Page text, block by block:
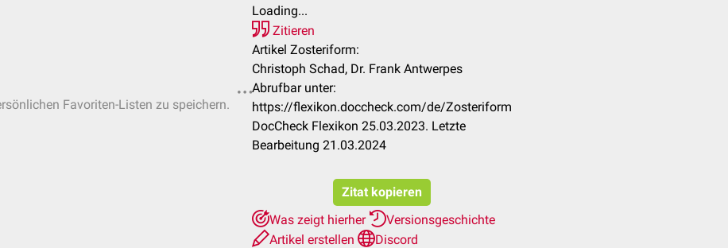
Favoriten-Listen zu speichern.
Loading...
Zitieren
Artikel Zosteriform:
Christoph Schad, Dr. Frank Antwerpes
Abrufbar unter:
https://flexikon.doccheck.com/de/Zosteriform
DocCheck Flexikon 25.03.2023. Letzte
Bearbeitung 21.03.2024
Zitat kopieren
Was zeigt hierher
Versionsgeschichte
Artikel erstellen
Discord